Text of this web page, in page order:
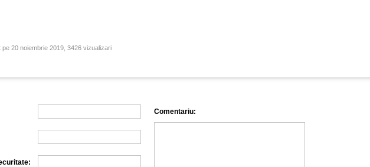
pe 20 noiembrie 2019, 3426 vizualizari
Comentariu: